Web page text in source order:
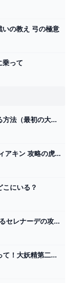
の教え 弓の極意
乗って
【ティアキン】防具を強化する方法（最初の大妖精テーラがいる場所）【ゼルダの伝説ティアーズオブザキングダム】
大妖精の開放と装備の強化 ティアキン 攻略の虎（ゼルダ ティアーズオブザキングダム）
にいる？
【ティアキン】大妖精に捧げるセレナーデの攻略と報酬【ゼルダの伝説ティアーズオブザキングダム】 - ゲームウィズ
【ティアキン】序盤に絶対やって！大妖精第二弾！シーザに捧げる解放条件と場所！【ゼルダの伝説】 - YouTube